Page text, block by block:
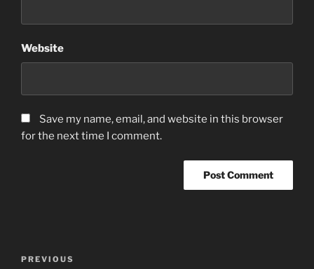
Website
Save my name, email, and website in this browser
for the next time I comment.
Previous
PREVIOUS